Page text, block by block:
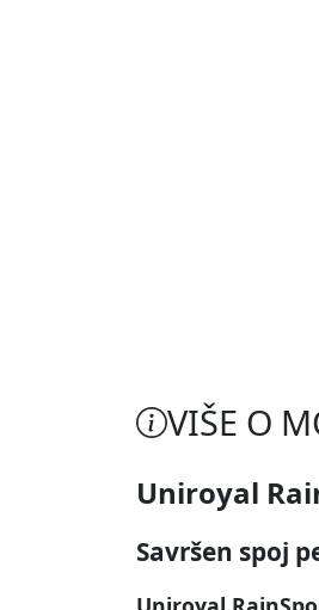
VIŠE O
Uniroyal
Savršen spoj